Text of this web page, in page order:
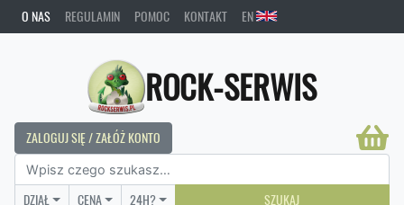
O NAS REGULAMIN POMOC KONTAKT EN
ROCK-SERWIS
ZALOGUJ SIĘ / ZAŁÓŻ KONTO
DZIAŁ CENA 24H? SZUKAJ